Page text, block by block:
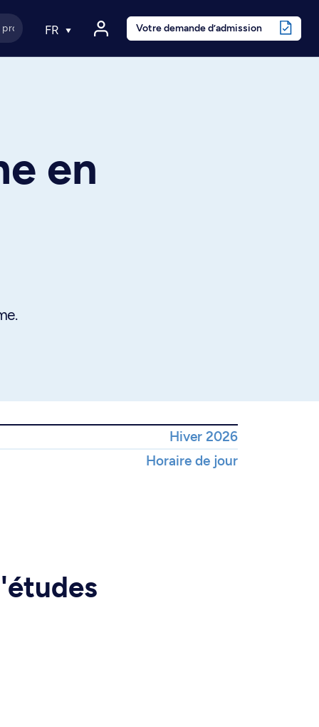
FR Votre demande d’admission
en
Hiver 2026
Horaire de jour